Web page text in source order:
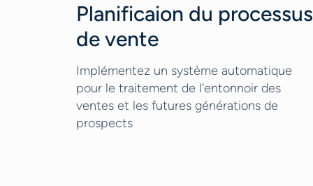
Planificaion du processus
de vente
Implémentez un système automatique
pour le traitement de l'entonnoir des
ventes et les futures générations de
prospects